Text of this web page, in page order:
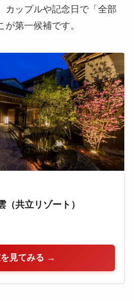
カップルや記念日で「全部
が第一候補です。
共立リゾート）
見てみる →